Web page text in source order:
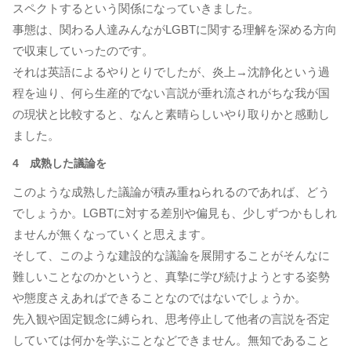
スペクトするという関係になっていきました。
事態は、関わる人達みんながLGBTに関する理解を深める方向
で収束していったのです。
それは英語によるやりとりでしたが、炎上→沈静化という過
程を辿り、何ら生産的でない言説が垂れ流されがちな我が国
の現状と比較すると、なんと素晴らしいやり取りかと感動し
ました。
4 成熟した議論を
このような成熟した議論が積み重ねられるのであれば、どう
でしょうか。LGBTに対する差別や偏見も、少しずつかもしれ
ませんが無くなっていくと思えます。
そして、このような建設的な議論を展開することがそんなに
難しいことなのかというと、真摯に学び続けようとする姿勢
や態度さえあればできることなのではないでしょうか。
先入観や固定観念に縛られ、思考停止して他者の言説を否定
していては何かを学ぶことなどできません。無知であること